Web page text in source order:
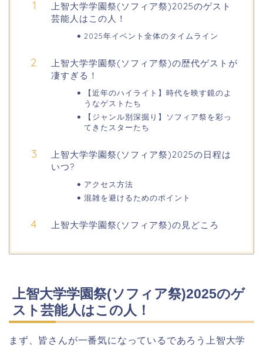
千葉銀行ゴールデンウィーク2026の
ATMの営業日(休み)まとめ!
海遊館GW(ゴールデンウィーク)の混
日岡山公園の桜(花見)2026の屋台・出
店はいつまで?ライトアップ情報も!
華蔵寺公園の桜(花祭り)2026の屋台
(出店)は?ライトアップ・駐車場も!
は?ライトアップや駐車場情報も!
高崎城址公園(高崎公園)桜祭り2026の
屋台やライトアップはいつまで?
上智大学学園祭(ソフィア祭)2025のゲスト
芸能人はこの人！
2025年イベント全体のタイムライン
上智大学学園祭(ソフィア祭)の歴代ゲストが
凄すぎる！
【近年のハイライト】時代を映す鏡のよ
うなゲストたち
【ジャンル別深掘り】ソフィア祭を彩っ
てきたスターたち
上智大学学園祭(ソフィア祭)2025の日程は
いつ?
アクセス方法
混雑を避けるためのポイント
上智大学学園祭(ソフィア祭)の見どころ
上智大学学園祭(ソフィア祭)2025のゲ
スト芸能人はこの人！
まず、皆さんが一番気になっているであろう上智大学